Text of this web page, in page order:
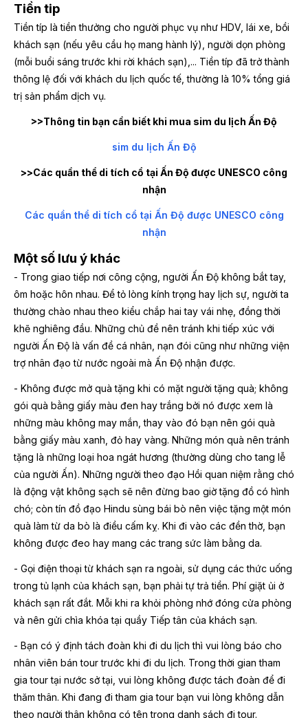
Tiền tip
Tiền típ là tiền thưởng cho người phục vụ như HDV, lái xe, bồi
khách sạn (nếu yêu cầu họ mang hành lý), người dọn phòng
(mỗi buổi sáng trước khi rời khách sạn),... Tiền típ đã trở thành
thông lệ đối với khách du lịch quốc tế, thường là 10% tổng giá
trị sản phẩm dịch vụ.
>>Thông tin bạn cần biết khi mua sim du lịch Ấn Độ
sim du lịch Ấn Độ
>>Các quần thể di tích cổ tại Ấn Độ được UNESCO công
nhận
Các quần thể di tích cổ tại Ấn Độ được UNESCO công
nhận
Một số lưu ý khác
- Trong giao tiếp nơi công cộng, người Ấn Độ không bắt tay,
ôm hoặc hôn nhau. Để tỏ lòng kính trọng hay lịch sự, người ta
thường chào nhau theo kiểu chắp hai tay vái nhẹ, đồng thời
khẽ nghiêng đầu. Những chủ đề nên tránh khi tiếp xúc với
người Ấn Độ là vấn đề cá nhân, nạn đói cũng như những viện
trợ nhân đạo từ nước ngoài mà Ấn Độ nhận được.
- Không được mở quà tặng khi có mặt người tặng quà; không
gói quà bằng giấy màu đen hay trắng bởi nó được xem là
những màu không may mắn, thay vào đó bạn nên gói quà
bằng giấy màu xanh, đỏ hay vàng. Những món quà nên tránh
tặng là những loại hoa ngát hương (thường dùng cho tang lễ
của người Ấn). Những người theo đạo Hồi quan niệm rằng chó
là động vật không sạch sẽ nên đừng bao giờ tặng đồ có hình
chó; còn tín đồ đạo Hindu sùng bái bò nên việc tặng một món
quà làm từ da bò là điều cấm kỵ. Khi đi vào các đền thờ, bạn
không được đeo hay mang các trang sức làm bằng da.
- Gọi điện thoại từ khách sạn ra ngoài, sử dụng các thức uống
trong tủ lạnh của khách sạn, bạn phải tự trả tiền. Phí giặt ủi ở
khách sạn rất đắt. Mỗi khi ra khỏi phòng nhớ đóng cửa phòng
và nên gửi chìa khóa tại quầy Tiếp tân của khách sạn.
- Bạn có ý định tách đoàn khi đi du lịch thì vui lòng báo cho
nhân viên bán tour trước khi đi du lịch. Trong thời gian tham
gia tour tại nước sở tại, vui lòng không được tách đoàn để đi
thăm thân. Khi đang đi tham gia tour bạn vui lòng không dẫn
theo người thân không có tên trong danh sách đi tour.